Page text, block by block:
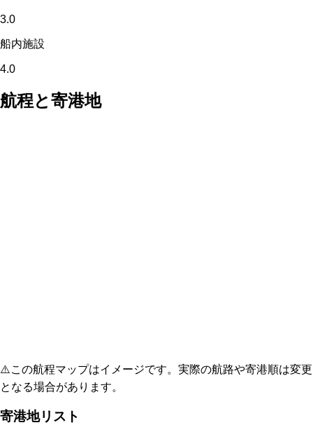
3.0
船内施設
4.0
航程と寄港地
⚠️この航程マップはイメージです。実際の航路や寄港順は変更
となる場合があります。
寄港地リスト